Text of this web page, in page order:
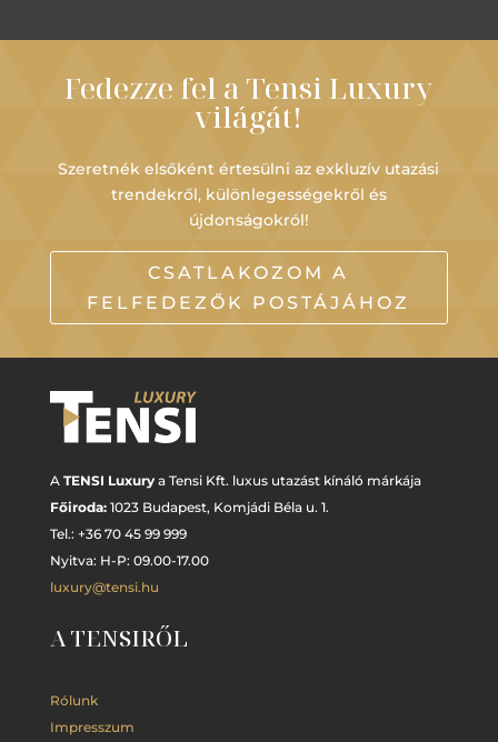
Fedezze fel a Tensi Luxury
világát!
Szeretnék elsőként értesülni az exkluzív utazási
trendekről, különlegességekről és
újdonságokról!
CSATLAKOZOM A
FELFEDEZŐK POSTÁJÁHOZ
A TENSI Luxurya Tensi Kft. luxus utazást kínáló márkája
Főiroda: 1023 Budapest, Komjádi Béla u. 1.
Tel.: +36 70 45 99 999
Nyitva: H-P: 09.00-17.00
luxury@tensi.hu
A TENSIRŐL
Rólunk
Impresszum